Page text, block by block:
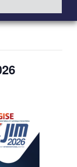
a
l